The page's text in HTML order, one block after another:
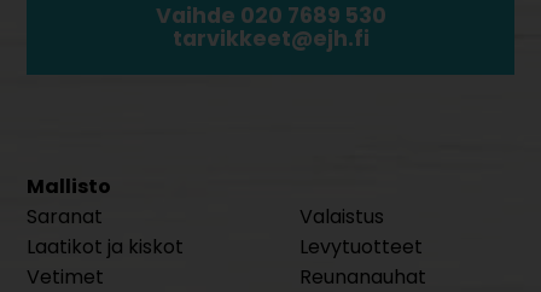
Vaihde 020 7689 530
tarvikkeet@ejh.fi
Mallisto
Saranat
Laatikot ja kiskot
Vetimet
Valaistus
Levytuotteet
Reunanauhat